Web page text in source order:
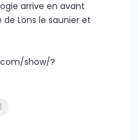
arrive en avant
Lons le saunier et
show/?